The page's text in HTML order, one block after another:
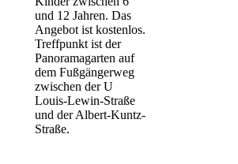
und 12 Jahren. Das
Angebot ist kostenlos.
Treffpunkt ist der
Panoramagarten auf
dem Fußgängerweg
zwischen der U
Louis-Lewin-Straße
und der Albert-Kuntz-
Straße.